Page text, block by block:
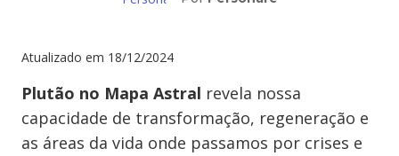
Atualizado em 18/12/2024
Plutão no Mapa Astral revela nossa
capacidade de transformação, regeneração e
as áreas da vida onde passamos por crises e